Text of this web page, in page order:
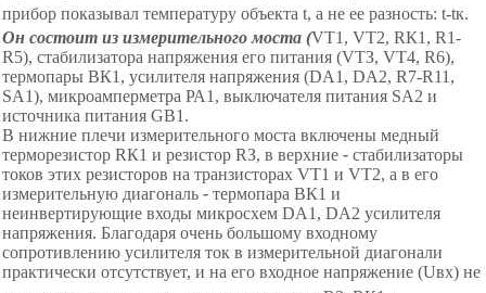
прибор показывал температуру объекта t, а не ее разность: t-tк.
Он состоит из измерительного моста (VТ1, VТ2, RК1, R1-
R5), стабилизатора напряжения его питания (VТЗ, VT4, R6),
термопары ВК1, усилителя напряжения (DА1 , DА2, R7-R11 ,
SА1), микроамперметра РА1, выключателя питания SА2 и
источника питания GВ1.
В нижние плечи измерительного моста включены медный
терморезистор RК1 и резистор RЗ, в верхние - стабилизаторы
токов этих резисторов на транзисторах VТ1 и VТ2, а в его
измерительную диагональ - термопара ВК1 и
неинвертирующие входы микросхем DА1, DА2 усилителя
напряжения. Благодаря очень большому входному
сопротивлению усилителя ток в измерительной диагонали
практически отсутствует, и на его входное напряжение (Uвх) не